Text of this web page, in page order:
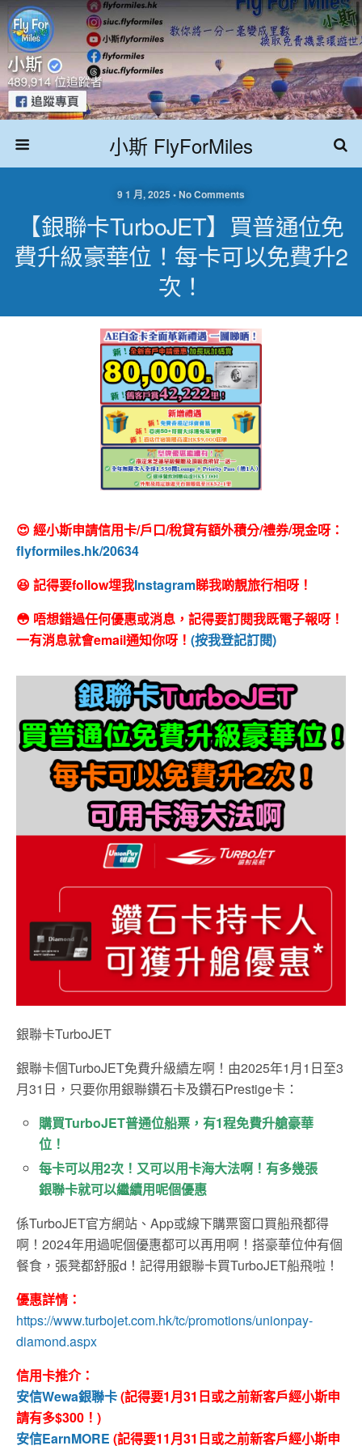
小斯 FlyForMiles
9 1 月, 2025 • No Comments
【銀聯卡TurboJET】買普通位免
費升級豪華位！每卡可以免費升2
次！
😍 經小斯申請信用卡/戶口/稅貸有額外積分/禮券/現金呀：
flyformiles.hk/20634
😆 記得要follow埋我Instagram睇我啲靚旅行相呀！
😳 唔想錯過任何優惠或消息，記得要訂閱我既電子報呀！
一有消息就會email通知你呀！ (按我登記訂閱)
銀聯卡TurboJET
銀聯卡個TurboJET免費升級續左啊！由2025年1月1日至3
月31日，只要你用銀聯鑽石卡及鑽石Prestige卡：
購買TurboJET普通位船票，有1程免費升艙豪華
位！
每卡可以用2次！又可以用卡海大法啊！有多幾張
銀聯卡就可以繼續用呢個優惠
係TurboJET官方網站、App或線下購票窗口買船飛都得
啊！2024年用過呢個優惠都可以再用啊！搭豪華位仲有個
餐食，張凳都舒服d！記得用銀聯卡買TurboJET船飛啦！
優惠詳情：
https://www.turbojet.com.hk/tc/promotions/unionpay-
diamond.aspx
信用卡推介：
安信Wewa銀聯卡(記得要1月31日或之前新客戶經小斯申
請有多$300！)
安信EarnMORE (記得要11月31日或之前新客戶經小斯申